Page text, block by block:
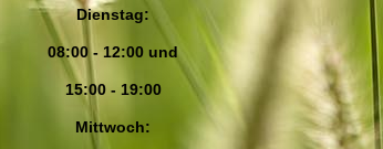
Dienstag:
08:00 - 12:00 und
15:00 - 19:00
Mittwoch: